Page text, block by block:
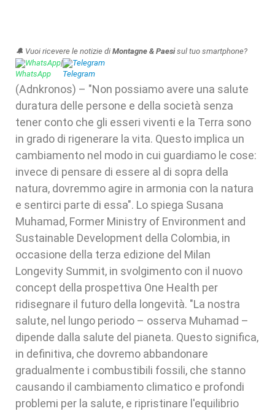
🔔 Vuoi ricevere le notizie di Montagne & Paesisul tuo smartphone?
WhatsApp| Telegram
(Adnkronos) – "Non possiamo avere una salute
duratura delle persone e della società senza
tener conto che gli esseri viventi e la Terra sono
in grado di rigenerare la vita. Questo implica un
cambiamento nel modo in cui guardiamo le cose:
invece di pensare di essere al di sopra della
natura, dovremmo agire in armonia con la natura
e sentirci parte di essa". Lo spiega Susana
Muhamad, Former Ministry of Environment and
Sustainable Development della Colombia, in
occasione della terza edizione del Milan
Longevity Summit, in svolgimento con il nuovo
concept della prospettiva One Health per
ridisegnare il futuro della longevità. "La nostra
salute, nel lungo periodo – osserva Muhamad –
dipende dalla salute del pianeta. Questo significa,
in definitiva, che dovremo abbandonare
gradualmente i combustibili fossili, che stanno
causando il cambiamento climatico e profondi
problemi per la salute, e ripristinare l'equilibrio